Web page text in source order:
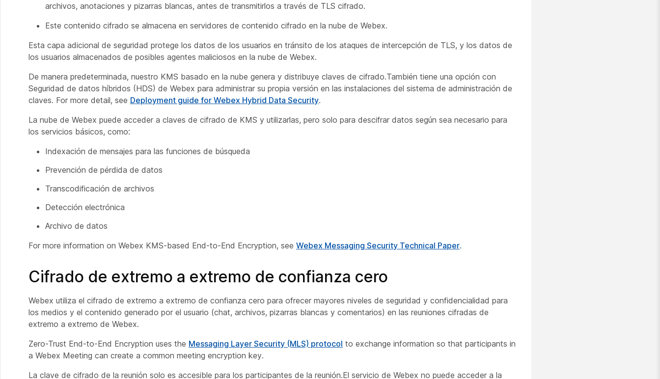
archivos, anotaciones y pizarras blancas, antes de transmitirlos a través de TLS cifrado.
Este contenido cifrado se almacena en servidores de contenido cifrado en la nube de Webex.
Esta capa adicional de seguridad protege los datos de los usuarios en tránsito de los ataques de intercepción de TLS, y los datos de
los usuarios almacenados de posibles agentes maliciosos en la nube de Webex.
De manera predeterminada, nuestro KMS basado en la nube genera y distribuye claves de cifrado.También tiene una opción con
Seguridad de datos híbridos (HDS) de Webex para administrar su propia versión en las instalaciones del sistema de administración de
claves. For more detail, see Deployment guide for Webex Hybrid Data Security.
La nube de Webex puede acceder a claves de cifrado de KMS y utilizarlas, pero solo para descifrar datos según sea necesario para
los servicios básicos, como:
Indexación de mensajes para las funciones de búsqueda
Prevención de pérdida de datos
Transcodificación de archivos
Detección electrónica
Archivo de datos
For more information on Webex KMS-based End-to-End Encryption, see Webex Messaging Security Technical Paper.
Cifrado de extremo a extremo de confianza cero
Webex utiliza el cifrado de extremo a extremo de confianza cero para ofrecer mayores niveles de seguridad y confidencialidad para
los medios y el contenido generado por el usuario (chat, archivos, pizarras blancas y comentarios) en las reuniones cifradas de
extremo a extremo de Webex.
Zero-Trust End-to-End Encryption uses the Messaging Layer Security (MLS) protocol to exchange information so that participants in
a Webex Meeting can create a common meeting encryption key.
La clave de cifrado de la reunión solo es accesible para los participantes de la reunión.El servicio de Webex no puede acceder a la